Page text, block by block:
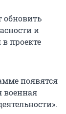
обновить
и
проекте
появятся
военная